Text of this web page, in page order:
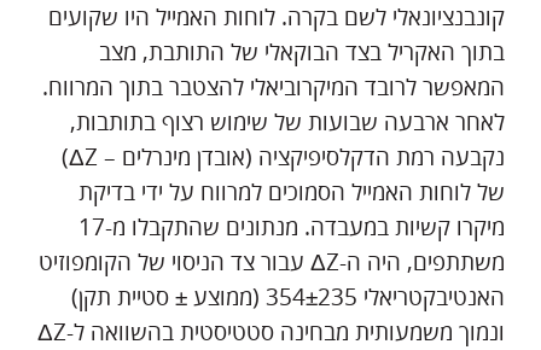
קונבנציונאלי לשם בקרה. לוחות האמייל היו שקועים
בתוך האקריל בצד הבוקאלי של התותבת, מצב
המאפשר לרובד המיקרוביאלי להצטבר בתוך המרווח.
לאחר ארבעה שבועות של שימוש רצוף בתותבות,
נקבעה רמת הדקלסיפיקציה (אובדן מינרלים – ΔZ)
של לוחות האמייל הסמוכים למרווח על ידי בדיקת
מיקרו קשיות במעבדה. מנתונים שהתקבלו מ-17
משתתפים, היה ה-ΔZ עבור צד הניסוי של הקומפוזיט
האנטיבקטריאלי 354±235 (ממוצע ± סטיית תקן)
ונמוך משמעותית מבחינה סטטיסטית בהשוואה ל-ΔZ